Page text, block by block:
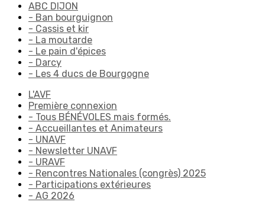
ABC DIJON
- Ban bourguignon
- Cassis et kir
- La moutarde
- Le pain d'épices
- Darcy
- Les 4 ducs de Bourgogne
L'AVF
Première connexion
- Tous BÉNÉVOLES mais formés.
- Accueillantes et Animateurs
- UNAVF
- Newsletter UNAVF
- URAVF
- Rencontres Nationales (congrès) 2025
- Participations extérieures
- AG 2026